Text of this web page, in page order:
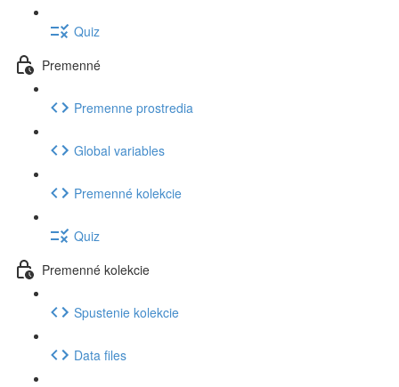
Quiz
Premenné
Premenne prostredia
Global variables
Premenné kolekcie
Quiz
Premenné kolekcie
Spustenie kolekcie
Data files